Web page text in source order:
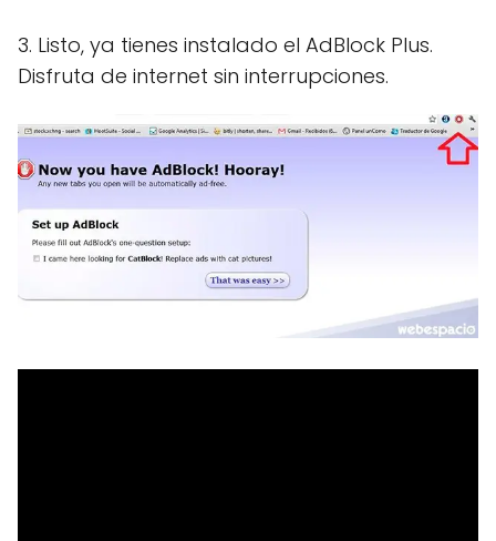
3. Listo, ya tienes instalado el AdBlock Plus.
Disfruta de internet sin interrupciones.